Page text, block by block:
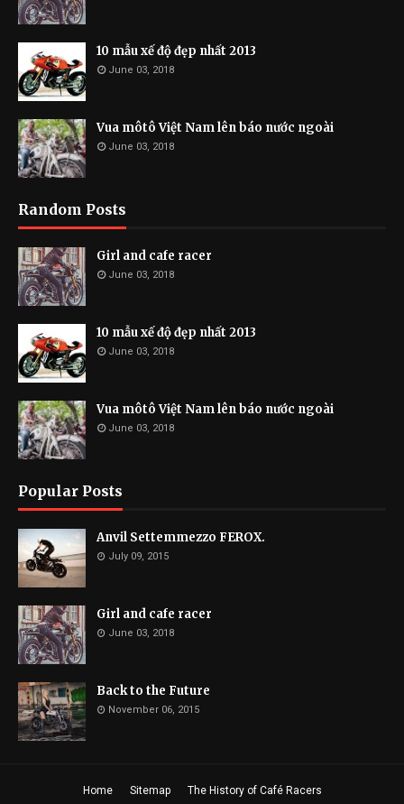
10 mẫu xế độ đẹp nhất 2013
June 03, 2018
Vua môtô Việt Nam lên báo nước ngoài
June 03, 2018
Random Posts
Girl and cafe racer
June 03, 2018
10 mẫu xế độ đẹp nhất 2013
June 03, 2018
Vua môtô Việt Nam lên báo nước ngoài
June 03, 2018
Popular Posts
Anvil Settemmezzo FEROX.
July 09, 2015
Girl and cafe racer
June 03, 2018
Back to the Future
November 06, 2015
Home Sitemap
The History of Café Racers